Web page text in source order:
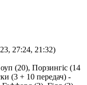
27:24, 21:32)
(20), Порзингіс (14
(3 + 10 передач) -